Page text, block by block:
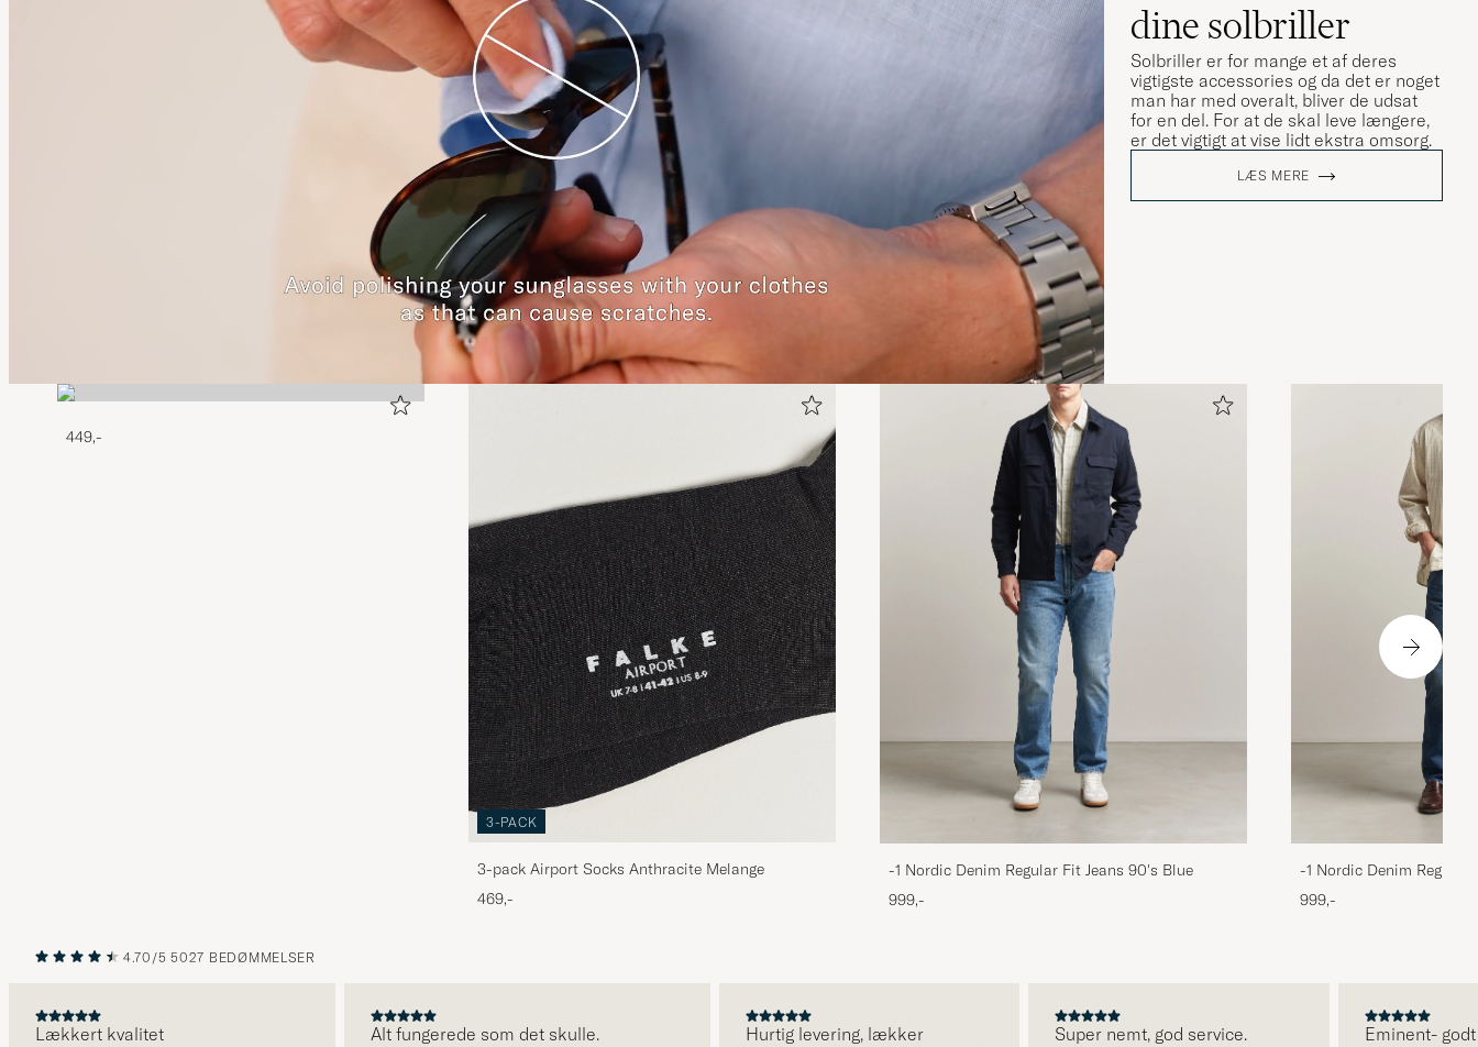
dine solbriller
Solbriller er for mange et af deres
vigtigste accessories og da det er noget
man har med overalt, bliver de udsat
for en del. For at de skal leve længere,
er det vigtigt at vise lidt ekstra omsorg.
LÆS MERE
449,-
3-PACK
3-pack Airport Socks Anthracite Melange
469,-
-1 Nordic Denim Regular Fit Jeans 90's Blue
999,-
-1 Nordic Denim Regular
999,-
NÆSTE
4.70/5 5027 BEDØMMELSER
Lækkert kvalitet Alt fungerede som det skulle.
Hurtig levering, lækker
Super nemt, god service.
Eminent- godt